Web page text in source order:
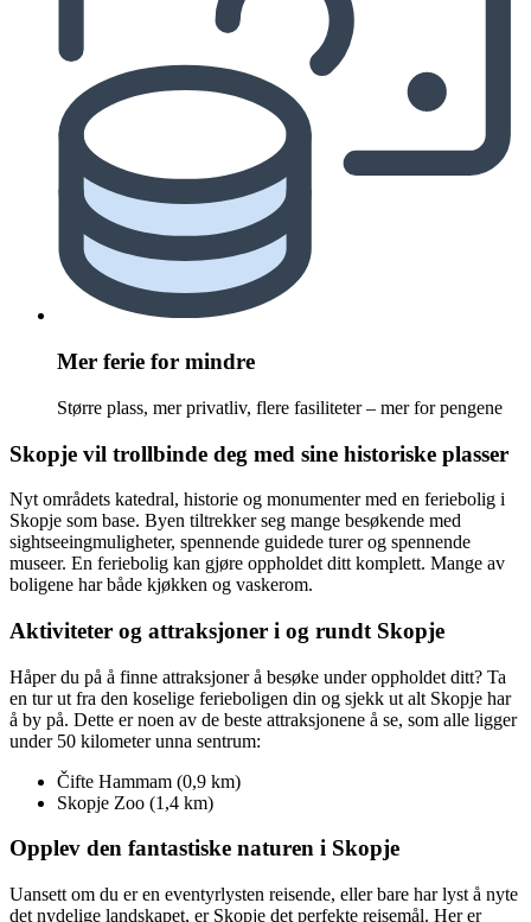
Mer ferie for mindre
Større plass, mer privatliv, flere fasiliteter – mer for pengene
Skopje vil trollbinde deg med sine historiske plasser
Nyt områdets katedral, historie og monumenter med en feriebolig i
Skopje som base. Byen tiltrekker seg mange besøkende med
sightseeingmuligheter, spennende guidede turer og spennende
museer. En feriebolig kan gjøre oppholdet ditt komplett. Mange av
boligene har både kjøkken og vaskerom.
Aktiviteter og attraksjoner i og rundt Skopje
Håper du på å finne attraksjoner å besøke under oppholdet ditt? Ta
en tur ut fra den koselige ferieboligen din og sjekk ut alt Skopje har
å by på. Dette er noen av de beste attraksjonene å se, som alle ligger
under 50 kilometer unna sentrum:
Čifte Hammam (0,9 km)
Skopje Zoo (1,4 km)
Opplev den fantastiske naturen i Skopje
Uansett om du er en eventyrlysten reisende, eller bare har lyst å nyte
det nydelige landskapet, er Skopje det perfekte reisemål. Her er